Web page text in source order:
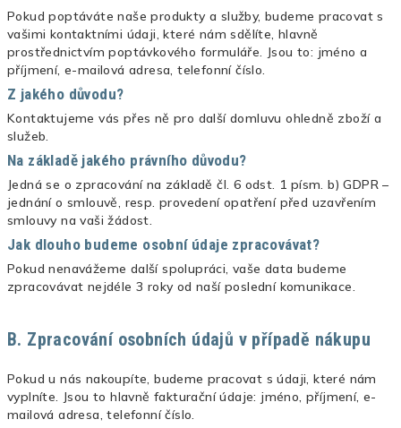
Pokud poptáváte naše produkty a služby, budeme pracovat s
vašimi kontaktními údaji, které nám sdělíte, hlavně
prostřednictvím poptávkového formuláře. Jsou to: jméno a
příjmení, e-mailová adresa, telefonní číslo.
Z jakého důvodu?
Kontaktujeme vás přes ně pro další domluvu ohledně zboží a
služeb.
Na základě jakého právního důvodu?
Jedná se o zpracování na základě čl. 6 odst. 1 písm. b) GDPR –
jednání o smlouvě, resp. provedení opatření před uzavřením
smlouvy na vaši žádost.
Jak dlouho budeme osobní údaje zpracovávat?
Pokud nenavážeme další spolupráci, vaše data budeme
zpracovávat nejdéle 3 roky od naší poslední komunikace.
B. Zpracování osobních údajů v případě nákupu
Pokud u nás nakoupíte, budeme pracovat s údaji, které nám
vyplníte. Jsou to hlavně fakturační údaje: jméno, příjmení, e-
mailová adresa, telefonní číslo.